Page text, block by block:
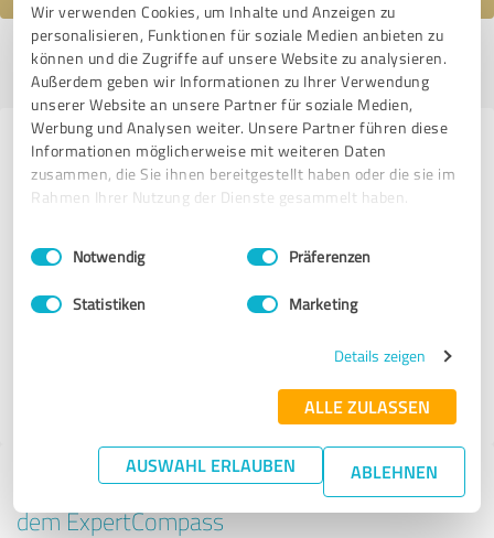
Wir verwenden Cookies, um Inhalte und Anzeigen zu
personalisieren, Funktionen für soziale Medien anbieten zu
können und die Zugriffe auf unsere Website zu analysieren.
Außerdem geben wir Informationen zu Ihrer Verwendung
unserer Website an unsere Partner für soziale Medien,
Werbung und Analysen weiter. Unsere Partner führen diese
Informationen möglicherweise mit weiteren Daten
zusammen, die Sie ihnen bereitgestellt haben oder die sie im
Rahmen Ihrer Nutzung der Dienste gesammelt haben.
Impressum Datenschutzbestimmungen
Einwilligungsauswahl
Notwendig Präferenzen
Statistiken Marketing
Details zeigen
ALLE ZULASSEN
AUSWAHL ERLAUBEN ABLEHNEN
Profil aktiv seit 07.06.2020 |Letzte Aktualisierung: 08.06.2020|Profil
melden
Erfahrungen zu weiteren
Anbietern aus dem Bereich
Familienhafen
Tipp: Die passenden Experten finden - mit
dem ExpertCompass